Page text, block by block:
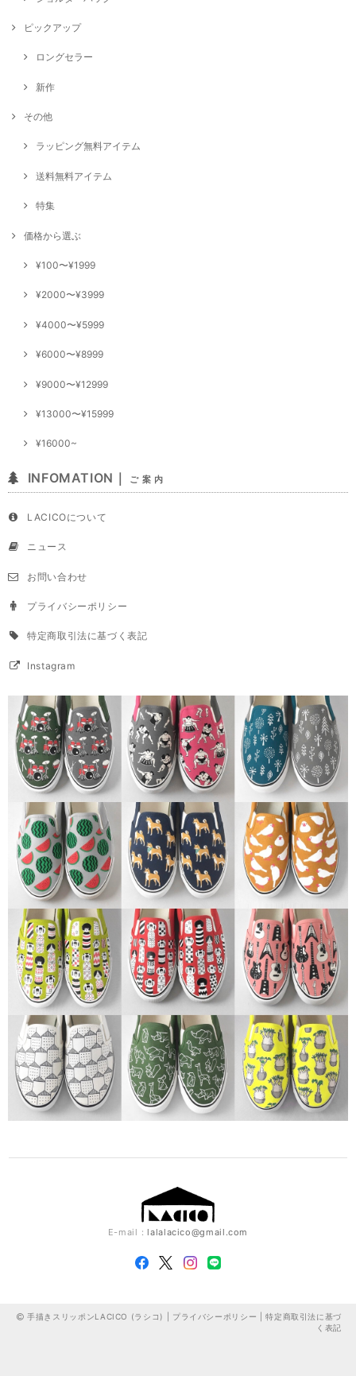
ピックアップ
ロングセラー
新作
その他
ラッピング無料アイテム
送料無料アイテム
特集
価格から選ぶ
¥100〜¥1999
¥2000〜¥3999
¥4000〜¥5999
¥6000〜¥8999
¥9000〜¥12999
¥13000〜¥15999
¥16000~
INFOMATION｜ ご 案 内
LACICOについて
ニュース
お問い合わせ
プライバシーポリシー
特定商取引法に基づく表記
Instagram
E-mail：lalalacico@gmail.com
手描きスリッポンLACICO (ラシコ) | プライバシーポリシー |特定商取引法に基づ
く表記